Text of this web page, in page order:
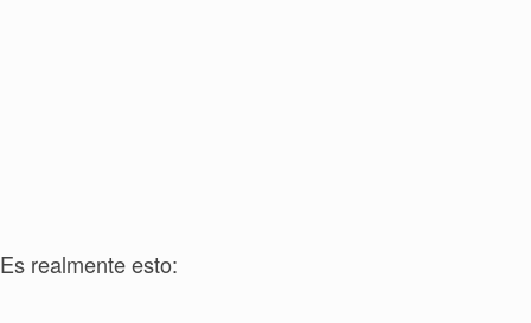
Es realmente esto: